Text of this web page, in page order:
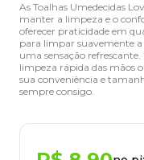
As Toalhas Umedecidas
manter a limpeza e o
oferecer praticidade em
para limpar suavemente
uma sensação
limpeza rápida das mãos
sua conveniência e
sempre consigo.